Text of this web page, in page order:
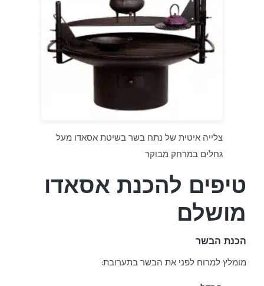
צלייה איטית של נתח בשר בשיטת אסאדו מעל
גחלים במרחק מבוקר
טיפים להכנת אסאדו
מושלם
הכנת הבשר
מומלץ למרוח לפני את הבשר בתערובת: